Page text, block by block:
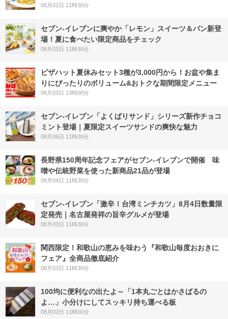
08月01日 11時30分
セブン‐イレブンに爽やか「レモン」スイーツ＆パン新登
場！夏に食べたい限定商品をチェック
08月03日 11時30分
ピザハット夏休みセット3種が3,000円から！お盆や集ま
りにぴったりのボリューム&おトクな期間限定メニュー
08月03日 13時00分
セブン‐イレブン「よくばりサンド」シリーズ新作チョコ
ミント登場｜夏限定スイーツサンドの爽快な魅力
08月06日 11時30分
長野県150周年記念フェアがセブン-イレブンで開催 味
噌や伝統野菜を使った新商品21品が登場
08月04日 11時30分
セブン-イレブン「激辛！台湾ミンチカツ」8月4日数量限
定発売｜名古屋発祥の旨辛グルメが登場
08月03日 11時30分
関西限定！和歌山の恵みを味わう『和歌山毎度おおきに
フェア』全商品徹底紹介
08月03日 11時30分
100均に便利なの出たよ～「1本丸ごとはかさばるの
よ…」小分けにしてスッキリ持ち運べる板
08月02日 11時00分